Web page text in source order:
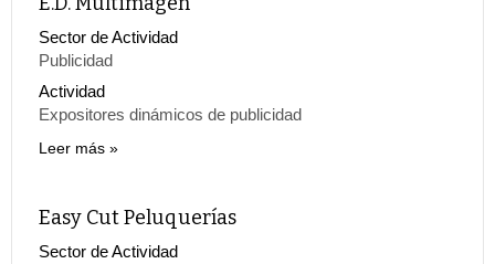
Sector de Actividad
Publicidad
Actividad
Expositores dinámicos de publicidad
Leer más
Easy Cut Peluquerías
Sector de Actividad